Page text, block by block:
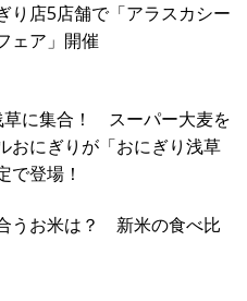
り店5店舗で「アラスカシー
ェア」開催
草に集合！ スーパー大麦を
おにぎりが「おにぎり浅草
で登場！
うお米は？ 新米の食べ比